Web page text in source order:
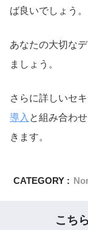
ば良いでしょう。
あなたの大切な
ましょう。
さらに詳しいセ
導入 と組み合わ
きます。
CATEGORY :
こち